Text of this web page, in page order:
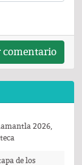
comentario
2026,
de los